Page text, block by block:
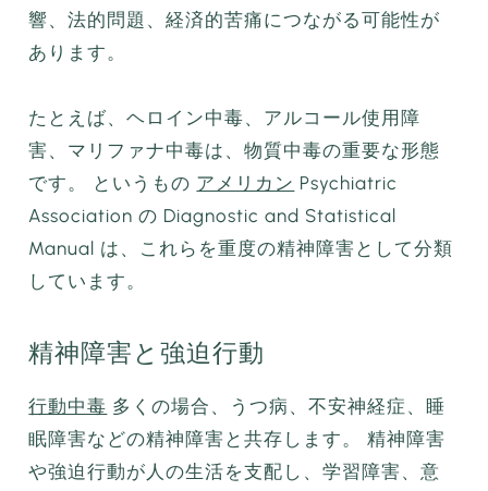
響、法的問題、経済的苦痛につながる可能性が
あります。
たとえば、ヘロイン中毒、アルコール使用障
害、マリファナ中毒は、物質中毒の重要な形態
です。 というもの アメリカン Psychiatric
Association の Diagnostic and Statistical
Manual は、これらを重度の精神障害として分類
しています。
精神障害と強迫行動
行動中毒 多くの場合、うつ病、不安神経症、睡
眠障害などの精神障害と共存します。 精神障害
や強迫行動が人の生活を支配し、学習障害、意